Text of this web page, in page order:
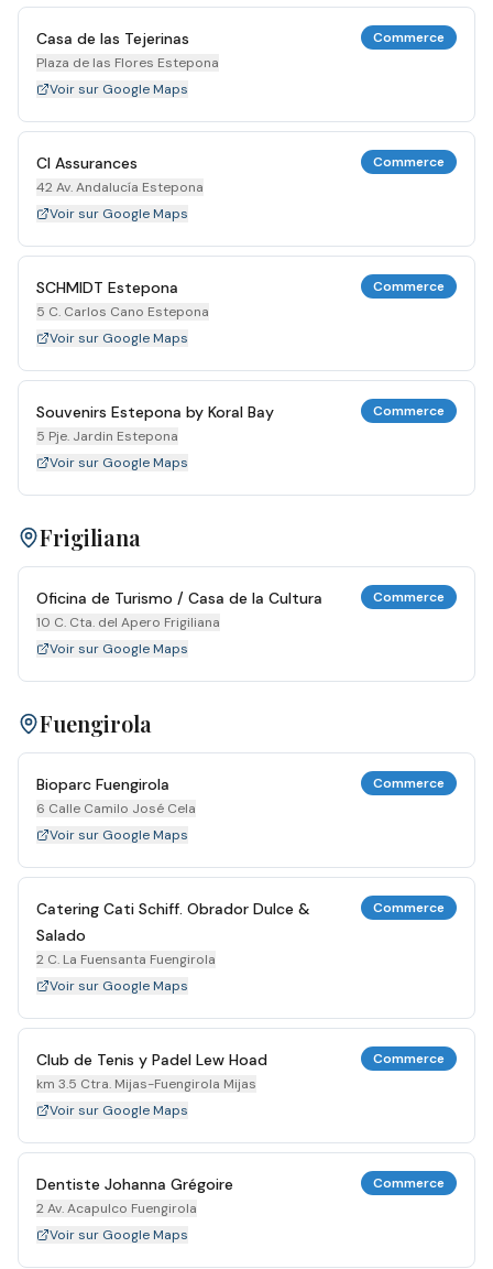
Casa de las Tejerinas
Plaza de las Flores Estepona
Commerce
Voir sur Google Maps
Cl Assurances
42 Av. Andalucía Estepona
Commerce
Voir sur Google Maps
SCHMIDT Estepona
5 C. Carlos Cano Estepona
Commerce
Voir sur Google Maps
Souvenirs Estepona by Koral Bay
5 Pje. Jardin Estepona
Commerce
Voir sur Google Maps
Frigiliana
Oficina de Turismo / Casa de la Cultura
10 C. Cta. del Apero Frigiliana
Commerce
Voir sur Google Maps
Fuengirola
Bioparc Fuengirola
6 Calle Camilo José Cela
Commerce
Voir sur Google Maps
Catering Cati Schiff. Obrador Dulce &
Salado
2 C. La Fuensanta Fuengirola
Commerce
Voir sur Google Maps
Club de Tenis y Padel Lew Hoad
km 3.5 Ctra. Mijas-Fuengirola Mijas
Commerce
Voir sur Google Maps
Dentiste Johanna Grégoire
2 Av. Acapulco Fuengirola
Commerce
Voir sur Google Maps